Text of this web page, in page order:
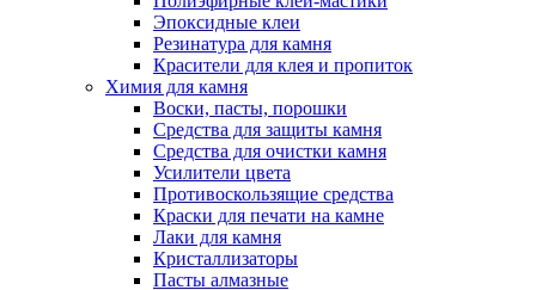
Эпоксидные клеи
Резинатура для камня
Красители для клея и пропиток
Химия для камня
Воски, пасты, порошки
Средства для защиты камня
Средства для очистки камня
Усилители цвета
Противоскользящие средства
Краски для печати на камне
Лаки для камня
Кристаллизаторы
Пасты алмазные